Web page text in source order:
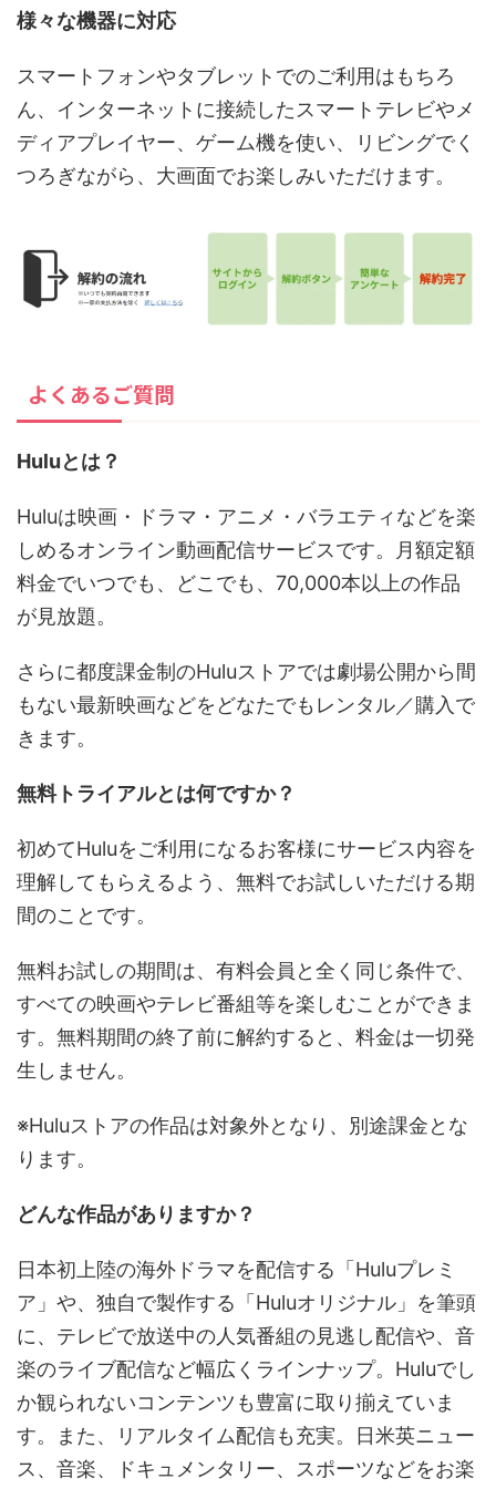
様々な機器に対応
スマートフォンやタブレットでのご利用はもちろ
ん、インターネットに接続したスマートテレビやメ
ディアプレイヤー、ゲーム機を使い、リビングでく
つろぎながら、大画面でお楽しみいただけます。
よくあるご質問
Huluとは？
Huluは映画・ドラマ・アニメ・バラエティなどを楽
しめるオンライン動画配信サービスです。月額定額
料金でいつでも、どこでも、70,000本以上の作品
が見放題。
さらに都度課金制のHuluストアでは劇場公開から間
もない最新映画などをどなたでもレンタル／購入で
きます。
無料トライアルとは何ですか？
初めてHuluをご利用になるお客様にサービス内容を
理解してもらえるよう、無料でお試しいただける期
間のことです。
無料お試しの期間は、有料会員と全く同じ条件で、
すべての映画やテレビ番組等を楽しむことができま
す。無料期間の終了前に解約すると、料金は一切発
生しません。
※Huluストアの作品は対象外となり、別途課金とな
ります。
どんな作品がありますか？
日本初上陸の海外ドラマを配信する「Huluプレミ
ア」や、独自で製作する「Huluオリジナル」を筆頭
に、テレビで放送中の人気番組の見逃し配信や、音
楽のライブ配信など幅広くラインナップ。Huluでし
か観られないコンテンツも豊富に取り揃えていま
す。また、リアルタイム配信も充実。日米英ニュー
ス、音楽、ドキュメンタリー、スポーツなどをお楽